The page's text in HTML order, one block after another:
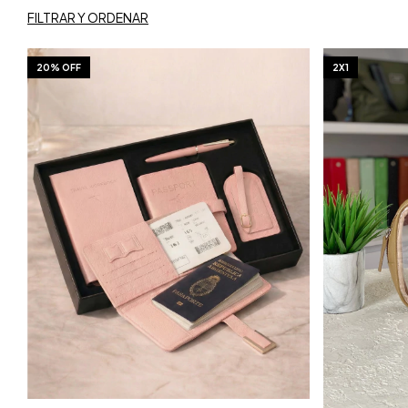
FILTRAR Y ORDENAR
20% OFF 2X1